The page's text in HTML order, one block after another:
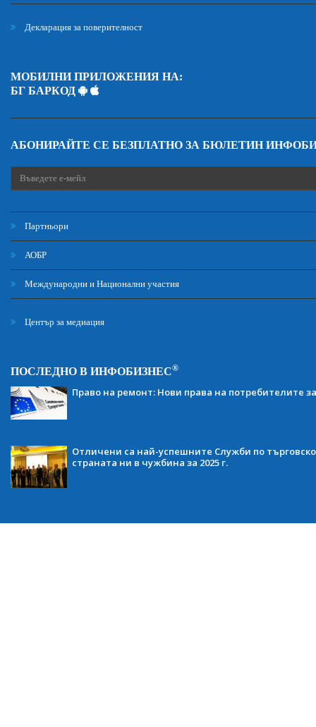
Декларация за поверителност
МОБИЛНИ ПРИЛОЖЕНИЯ НА:
БГ БАРКОД
АБОНИРАЙТЕ СЕ БЕЗПЛАТНО ЗА БЮЛЕТИН
Партньори
АОБР
Международни и Национални участия
Център за медиация
ПОСЛЕДНО В ИНФОБИЗНЕС®
Право на ремонт: Нови права на потребителите
Отличени са най-успешните Служби по
страната ни в чужбина за 2025 г.